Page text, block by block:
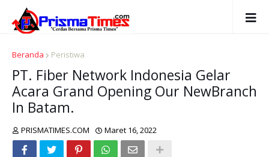
Beranda Peristiwa
PT. Fiber Network Indonesia Gelar
Acara Grand Opening Our NewBranch
In Batam.
PRISMATIMES.COM Maret 16, 2022